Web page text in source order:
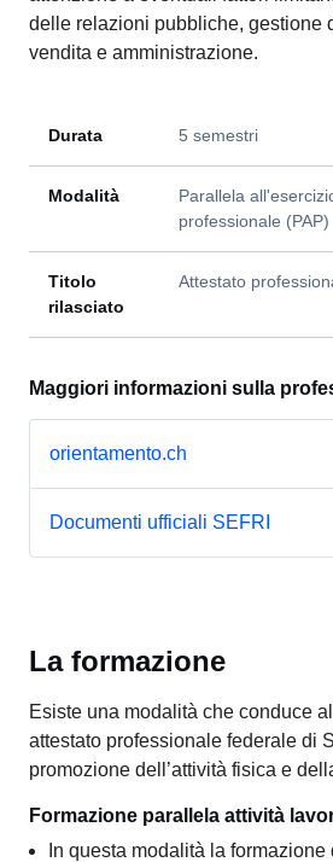
delle relazioni pubbliche, gestione
vendita e amministrazione.
Durata 5 semestri
Modalità
Parallela
professionale (PAP)
Titolo
rilasciato
Attestato
Maggiori informazioni sulla
orientamento.ch
Documenti ufficiali SEFRI
La formazione
Esiste una modalità che conduce
attestato professionale federale di
promozione dell’attività fisica e
Formazione parallela attività
In questa modalità la